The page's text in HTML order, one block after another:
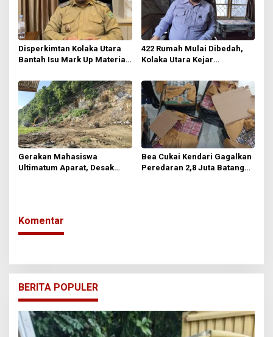
Disperkimtan Kolaka Utara
Bantah Isu Mark Up Material
Bebas Menentukan Toko
Bangunan
422 Rumah Mulai Dibedah,
Kolaka Utara Kejar
Gerakan Mahasiswa
Ultimatum Aparat, Desak
Bea Cukai Kendari Gagalkan
Peredaran 2,8 Juta Batang
Komentar
BERITA POPULER